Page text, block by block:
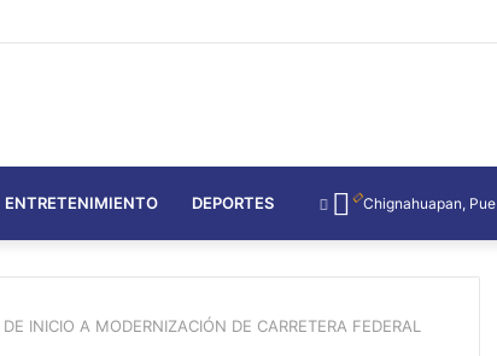
ENTRETENIMIENTO DEPORTES Chignahuapan, Pue
INICIO A MODERNIZACIÓN DE CARRETERA FEDERAL